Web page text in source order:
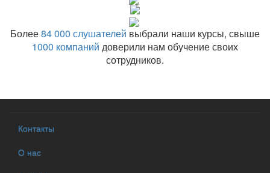
Более84 000 слушателей выбрали наши курсы, свыше
1000 компаний доверили нам обучение своих
сотрудников.
Контакты
О нас